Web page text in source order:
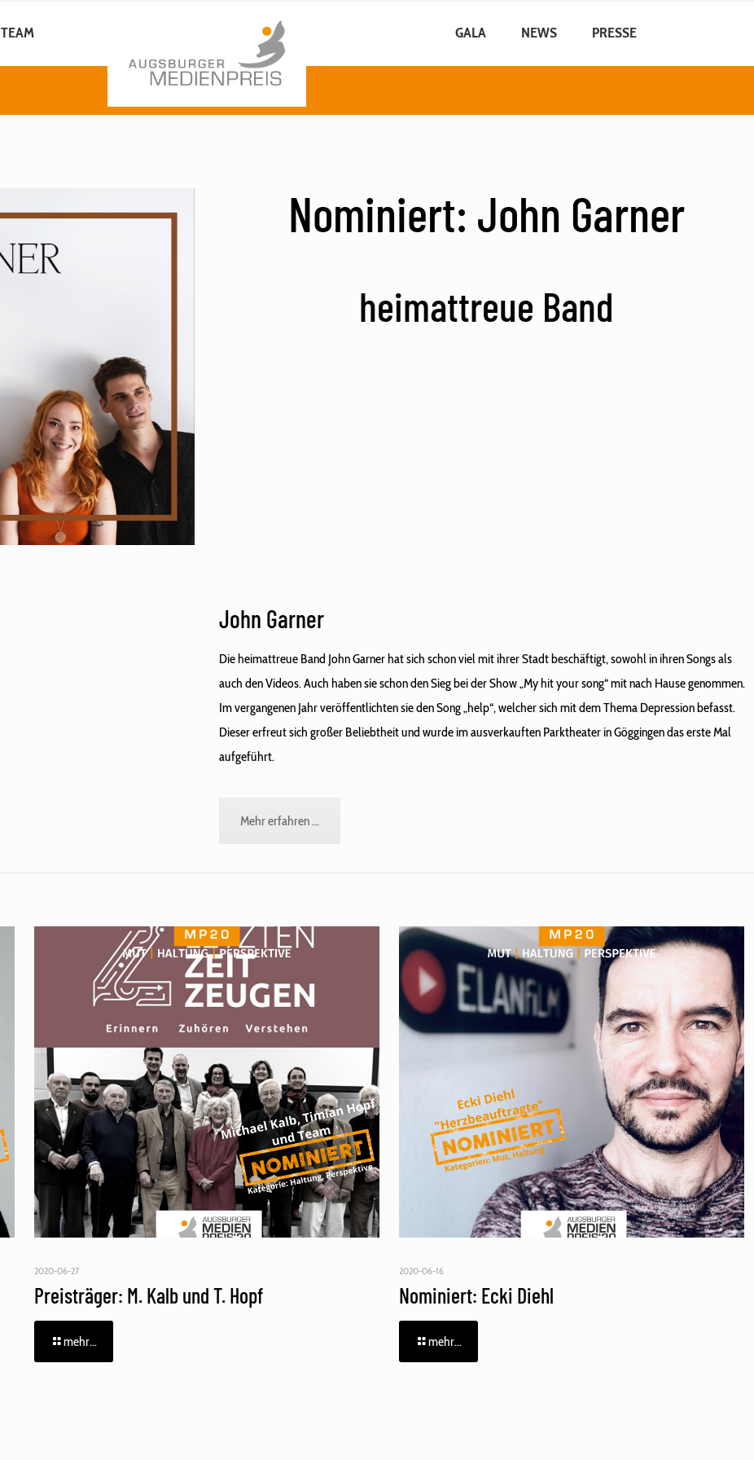
TEAM GALA NEWS PRESSE
Nominiert: John Garner
heimattreue Band
John Garner
Die heimattreue Band John Garner hat sich schon viel mit ihrer Stadt beschäftigt, sowohl in ihren Songs als
auch den Videos. Auch haben sie schon den Sieg bei der Show „My hit your song“ mit nach Hause genommen.
Im vergangenen Jahr veröffentlichten sie den Song „help“, welcher sich mit dem Thema Depression befasst.
Dieser erfreut sich großer Beliebtheit und wurde im ausverkauften Parktheater in Göggingen das erste Mal
aufgeführt.
Mehr erfahren ...
2020-06-27
Preisträger: M. Kalb und T. Hopf
mehr...
2020-06-16
Nominiert: Ecki Diehl
mehr...